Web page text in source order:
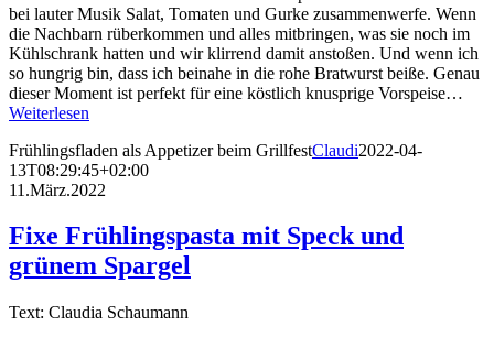
bei lauter Musik Salat, Tomaten und Gurke zusammenwerfe. Wenn
die Nachbarn rüberkommen und alles mitbringen, was sie noch im
Kühlschrank hatten und wir klirrend damit anstoßen. Und wenn ich
so hungrig bin, dass ich beinahe in die rohe Bratwurst beiße. Genau
dieser Moment ist perfekt für eine köstlich knusprige Vorspeise…
Weiterlesen
Frühlingsfladen als Appetizer beim GrillfestClaudi2022-04-
13T08:29:45+02:00
11.März.2022
Fixe Frühlingspasta mit Speck und
grünem Spargel
Text: Claudia Schaumann